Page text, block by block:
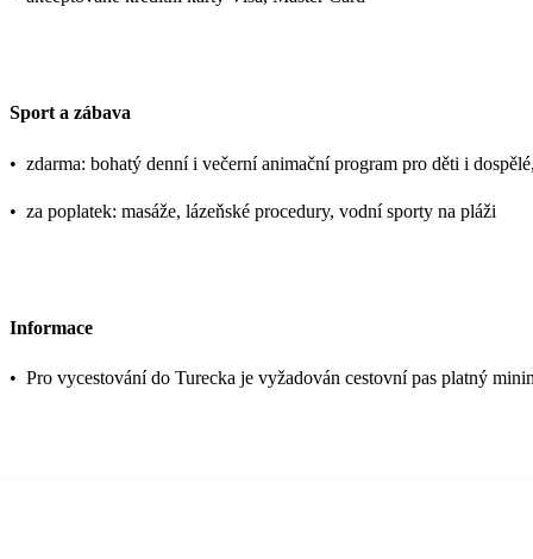
Sport a zábava
• zdarma: bohatý denní i večerní animační program pro děti i
• za poplatek: masáže, lázeňské procedury, vodní sporty na pláži
Informace
• Pro vycestování do Turecka je vyžadován cestovní pas platný